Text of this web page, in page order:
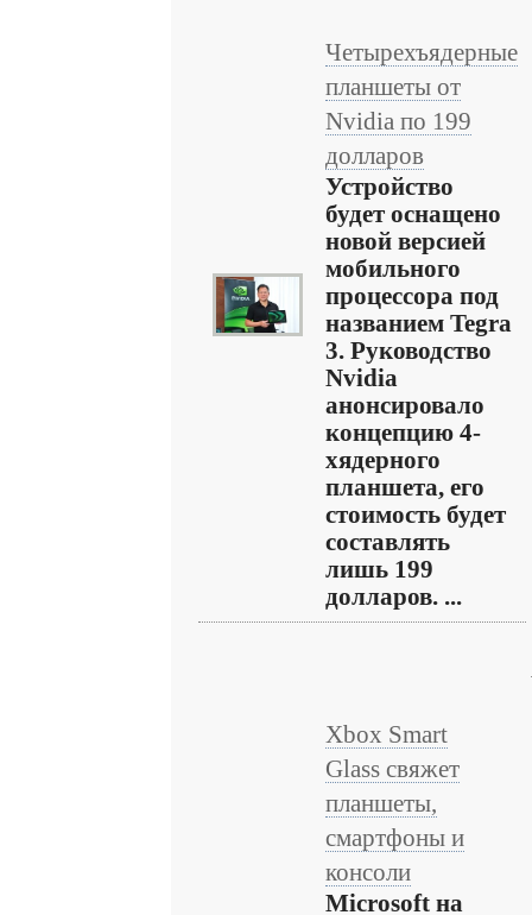
Четырехъядерные
планшеты от
Nvidia по 199
долларов
Устройство
будет оснащено
новой версией
мобильного
процессора под
названием Tegra
3. Руководство
Nvidia
анонсировало
концепцию 4-
хядерного
планшета, его
стоимость будет
составлять
лишь 199
долларов. ...
Xbox Smart
Glass свяжет
планшеты,
смартфоны и
консоли
Microsoft на